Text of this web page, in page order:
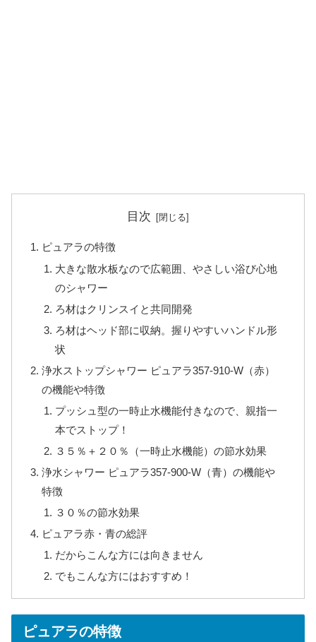
目次
ピュアラの特徴
大きな散水板なので広範囲、やさしい浴び心地
のシャワー
ろ材はクリンスイと共同開発
ろ材はヘッド部に収納。握りやすいハンドル形
状
浄水ストップシャワー ピュアラ357-910-W（赤）
の機能や特徴
プッシュ型の一時止水機能付きなので、親指一
本でストップ！
３５％＋２０％（一時止水機能）の節水効果
浄水シャワー ピュアラ357-900-W（青）の機能や
特徴
３０％の節水効果
ピュアラ赤・青の総評
だからこんな方には向きません
でもこんな方にはおすすめ！
ピュアラの特徴